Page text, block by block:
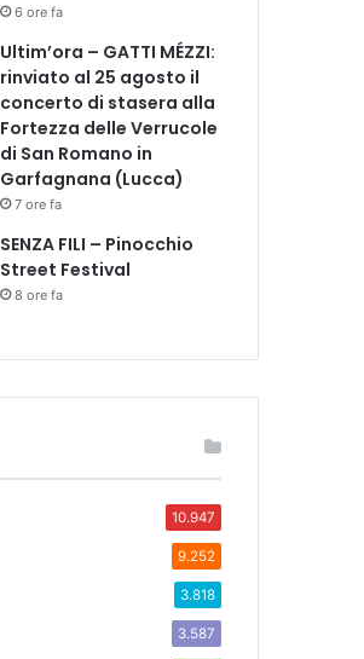
6 ore fa
Ultim’ora – GATTI MÉZZI:
rinviato al 25 agosto il
concerto di stasera alla
Fortezza delle Verrucole
di San Romano in
Garfagnana (Lucca)
7 ore fa
SENZA FILI – Pinocchio
Street Festival
8 ore fa
10.947
9.252
3.818
3.587